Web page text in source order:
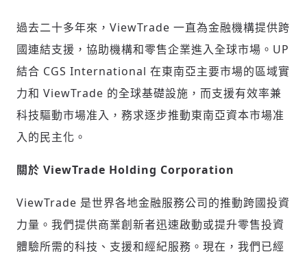
過去二十多年來，ViewTrade 一直為金融機構提供跨
國連結支援，協助機構和零售企業進入全球市場。UP
結合 CGS International 在東南亞主要市場的區域實
力和 ViewTrade 的全球基礎設施，而支援有效率兼
科技驅動市場准入，務求逐步推動東南亞資本市場准
入的民主化。
關於 ViewTrade Holding Corporation
ViewTrade 是世界各地金融服務公司的推動跨國投資
力量。我們提供商業創新者迅速啟動或提升零售投資
體驗所需的科技、支援和經紀服務。現在，我們已經